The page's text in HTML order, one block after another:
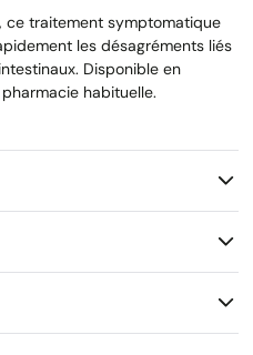
, ce traitement symptomatique
les désagréments liés
Disponible en
habituelle.